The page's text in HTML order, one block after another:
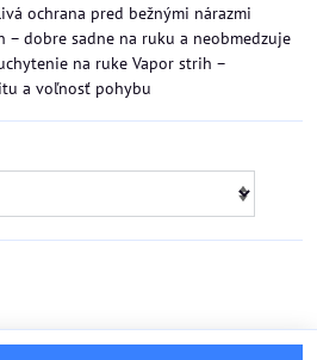
ochrana pred bežnými nárazmi
– dobre sadne na ruku a neobmedzuje
na ruke Vapor strih –
a voľnosť pohybu